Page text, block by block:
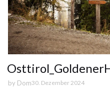
by Dom30. Dezember 2024